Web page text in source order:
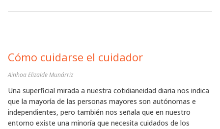
Cómo cuidarse el cuidador
Ainhoa Elizalde Munárriz
Una superficial mirada a nuestra cotidianeidad diaria nos indica
que la mayoría de las personas mayores son autónomas e
independientes, pero también nos señala que en nuestro
entorno existe una minoría que necesita cuidados de los